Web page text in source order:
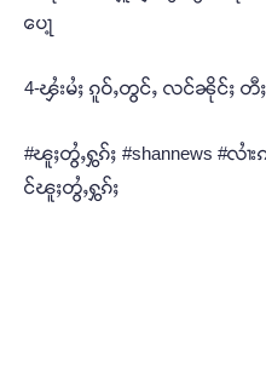
ပေႃ့
4-ၾႆးမႆႈ ၵူဝ်ႇတွင်ႇ လင်ၼိုင်ႈ တီႈ
#ၽူႈတွႆႇႁွၵ်ႈ #shannews #လၢႆး
င်ၽူႈတွႆႇႁွၵ်ႈ